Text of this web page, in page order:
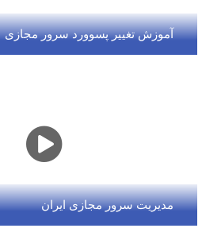
آموزش تغییر پسوورد سرور مجازی
مدیریت سرور مجازی ایران